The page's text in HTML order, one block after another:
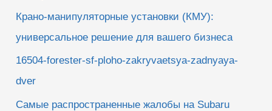
Крано-манипуляторные установки (КМУ):
универсальное решение для вашего бизнеса
16504-forester-sf-ploho-zakryvaetsya-zadnyaya-
dver
Самые распространенные жалобы на Subaru